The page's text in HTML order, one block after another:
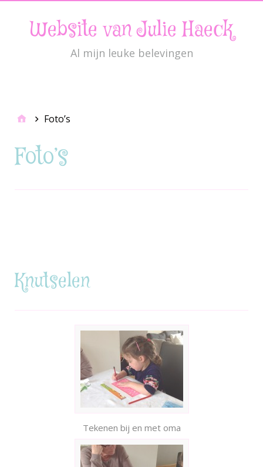
Website van Julie Haeck
Al mijn leuke belevingen
Foto’s
Foto’s
Knutselen
Tekenen bij en met oma